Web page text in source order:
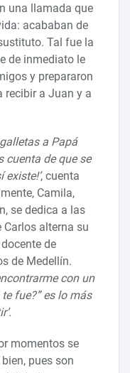
una llamada que
acababan de
Tal fue la
de inmediato le
y prepararon
recibir a Juan y a
a Papá
cuenta de que se
existe!’, cuenta
Camila,
se dedica a las
Carlos alterna su
de
de Medellín.
con un
fue?” es lo más
momentos se
pues son